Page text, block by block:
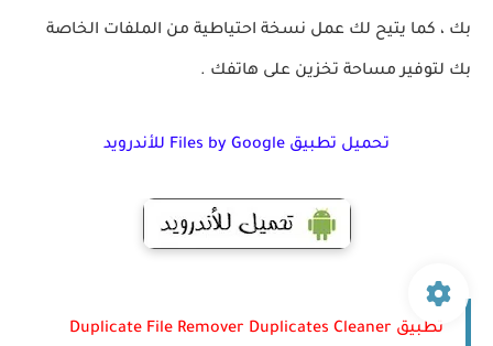
بك ، كما يتيح لك عمل نسخة احتياطية من الملفات الخاصة
بك لتوفير مساحة تخزين على هاتفك .
تحميل تطبيق Files by Google للأندرويد
تطبيق Duplicate File Remover Duplicates Cleaner